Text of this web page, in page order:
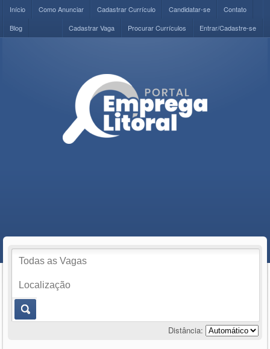
Início Como Anunciar Cadastrar Currículo Candidatar-se
Contato
Blog
Entrar/Cadastre-se
Procurar Currículos
Cadastrar Vaga
Distância: